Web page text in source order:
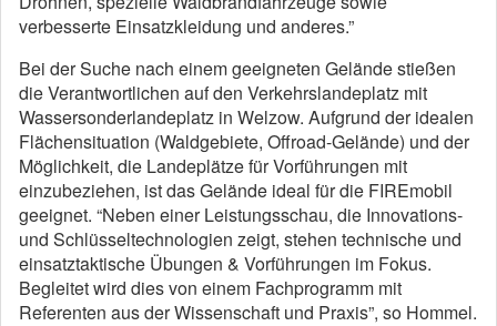
verbesserte Einsatzkleidung und anderes.”
Bei der Suche nach einem geeigneten Gelände stießen
die Verantwortlichen auf den Verkehrslandeplatz mit
Wassersonderlandeplatz in Welzow. Aufgrund der idealen
Flächensituation (Waldgebiete, Offroad-Gelände) und der
Möglichkeit, die Landeplätze für Vorführungen mit
einzubeziehen, ist das Gelände ideal für die FIREmobil
geeignet. “Neben einer Leistungsschau, die Innovations-
und Schlüsseltechnologien zeigt, stehen technische und
einsatztaktische Übungen & Vorführungen im Fokus.
Begleitet wird dies von einem Fachprogramm mit
Referenten aus der Wissenschaft und Praxis”, so Hommel.